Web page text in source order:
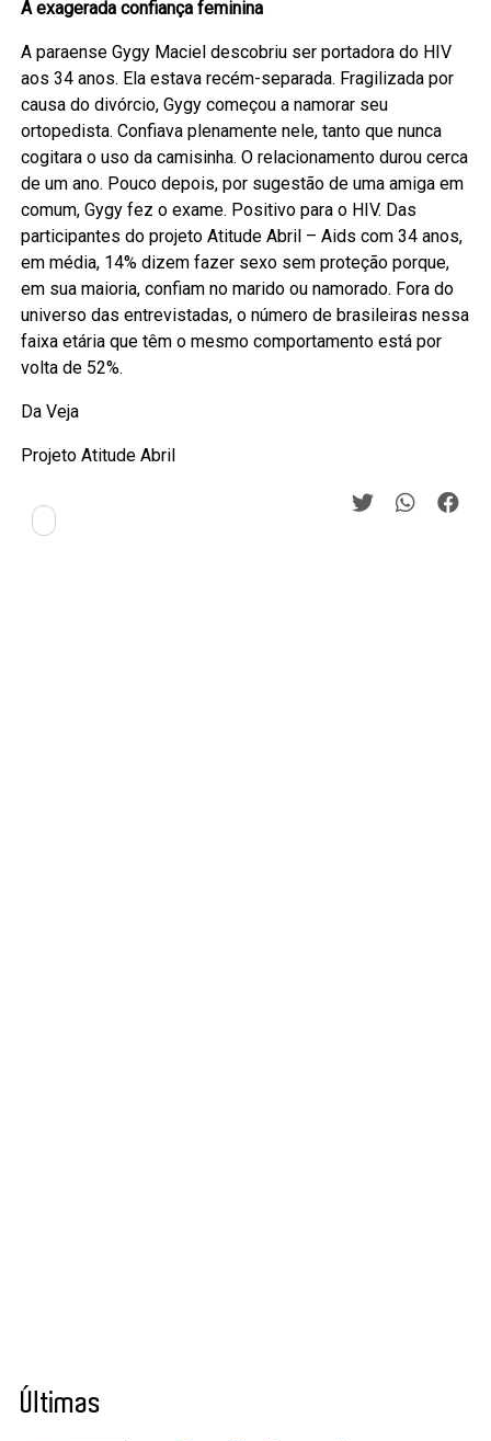
A exagerada confiança feminina
A paraense Gygy Maciel descobriu ser portadora do HIV
aos 34 anos. Ela estava recém-separada. Fragilizada por
causa do divórcio, Gygy começou a namorar seu
ortopedista. Confiava plenamente nele, tanto que nunca
cogitara o uso da camisinha. O relacionamento durou cerca
de um ano. Pouco depois, por sugestão de uma amiga em
comum, Gygy fez o exame. Positivo para o HIV. Das
participantes do projeto Atitude Abril – Aids com 34 anos,
em média, 14% dizem fazer sexo sem proteção porque,
em sua maioria, confiam no marido ou namorado. Fora do
universo das entrevistadas, o número de brasileiras nessa
faixa etária que têm o mesmo comportamento está por
volta de 52%.
Da Veja
Projeto Atitude Abril
Últimas